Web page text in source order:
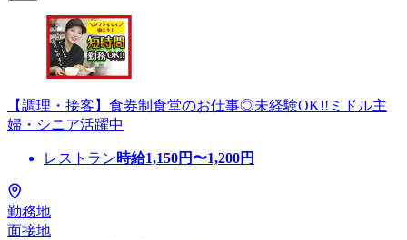
【調理・接客】食券制食堂のお仕事◎未経験OK!!ミドル主
婦・シニア活躍中
レストラン時給1,150円〜1,200円
勤務地
面接地